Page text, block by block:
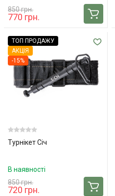
850 грн.
770 грн.
ТОП ПРОДАЖУ
АКЦІЯ
-15%
Турнікет Січ
В наявності
850 грн.
720 грн.